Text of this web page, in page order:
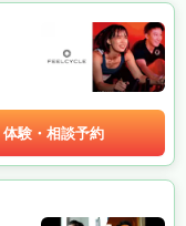
体験・相談予約